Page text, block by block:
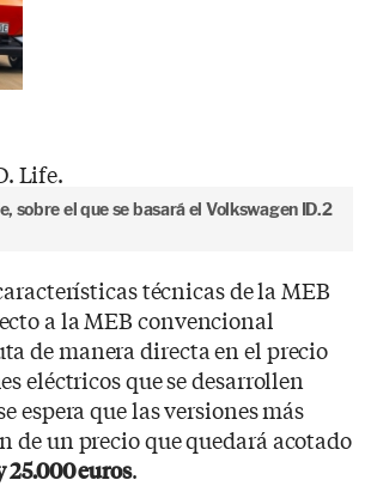
sobre el que se basará el Volkswagen ID.2
técnicas de la MEB
a la MEB convencional
de manera directa en el precio
eléctricos que se desarrollen
espera que las versiones más
de un precio que quedará acotado
25.000 euros.